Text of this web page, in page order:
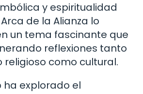
y espiritualidad
de la Alianza lo
un tema fascinante que
reflexiones tanto
religioso como cultural.
ha explorado el